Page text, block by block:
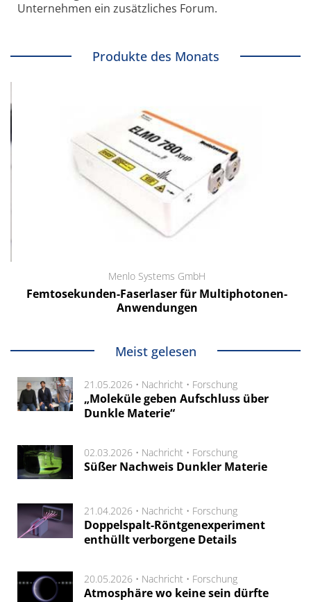
Unternehmen ein zusätzliches Forum.
Produkte des Monats
Menlo Systems GmbH
Femtosekunden-Faserlaser für Multiphotonen-
Anwendungen
Meist gelesen
21.05.2026 • Nachricht • Forschung
„Moleküle geben Aufschluss über
Dunkle Materie“
02.03.2026 • Nachricht • Forschung
Süßer Nachweis Dunkler Materie
21.04.2026 • Nachricht • Forschung
Doppelspalt-Röntgenexperiment
enthüllt verborgene Details
20.05.2026 • Nachricht • Forschung
Atmosphäre wo keine sein dürfte